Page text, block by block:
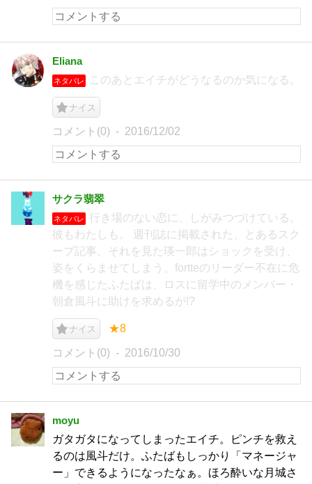
Eliana
ネタバレ このあとエイチがどうなるのか気になる。
ナイス
コメント(0) 2016/12/02
サクラ翡翠
ネタバレ
行き場のない恋に、しがみつづけている。
彼もわたしも。 週刊誌に掲載された、とあるスク
ープ記事、それを見た瑛一郎はショックを受け、
姿をくらませてしまう。fortteのリーダー不在に危
機を感じたふたばは、ロスに留学中のメンバー・
朝倉風斗に助けを求めるが!?
ナイス ★8
コメント(0) 2016/10/30
moyu
ガタガタになってしまったエイチ。ピンチを救え
るのは風斗だけ。ふたばもしっかり「マネージャ
ー」できるようになったなぁ。ほろ酔いな月城さ